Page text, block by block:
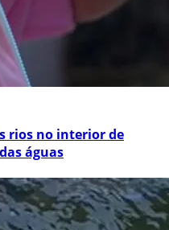
rios no interior de
águas